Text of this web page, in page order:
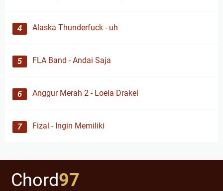
Alaska Thunderfuck - uh
FLA Band - Andai Saja
Anggur Merah 2 - Loela Drakel
Fizal - Ingin Memiliki
Chord97